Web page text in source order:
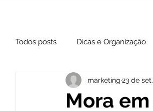
Todos posts Dicas e Organização
Mora
marketing 23 de